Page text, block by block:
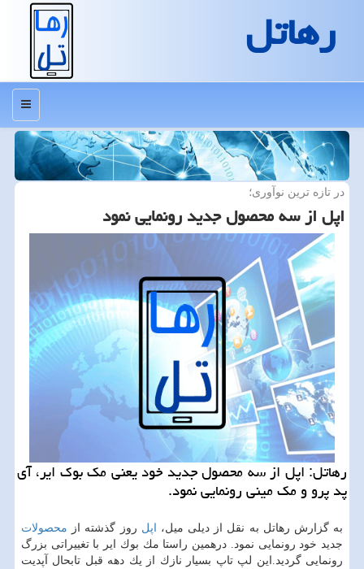
رهاتل
منو
در تازه ترین نوآوری؛
اپل از سه محصول جدید رونمایی نمود
رهاتل: اپل از سه محصول جدید خود یعنی مك بوك ایر، آی
پد پرو و مك مینی رونمایی نمود.
به گزارش رهاتل به نقل از دیلی میل، اپل روز گذشته از محصولات
جدید خود رونمایی نمود. درهمین راستا مك بوك ایر با تغییراتی بزرگ
رونمایی گردید.این لپ تاپ بسیار نازك از یك دهه قبل تابحال آپدیت